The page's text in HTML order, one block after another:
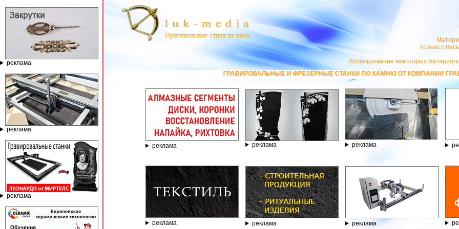
реклама
реклама
реклама
только с
Использование некоторых
ГРАВИРОВАЛЬНЫЕ И ФРЕЗЕРНЫЕ СТАНКИ ПО КАМНЮ ОТ КОМПАНИИ ГРАВЁР - ТЕЛЕФОН
реклама реклама реклама
реклама реклама реклама